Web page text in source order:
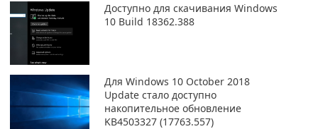
Доступно для скачивания Windows
10 Build 18362.388
Для Windows 10 October 2018
Update стало доступно
накопительное обновление
KB4503327 (17763.557)